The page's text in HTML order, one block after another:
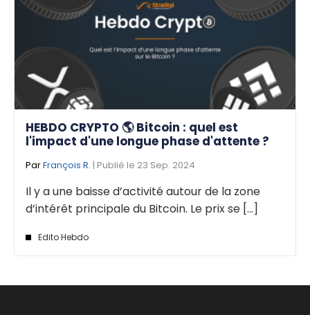
HEBDO CRYPTO 🌎 Bitcoin : quel est
l'impact d'une longue phase d'attente ?
ParFrançois R. | Publié le 23 Sep. 2024
Il y a une baisse d’activité autour de la zone
d’intérêt principale du Bitcoin. Le prix se [...]
Edito Hebdo